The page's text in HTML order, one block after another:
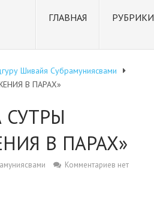
ГЛАВНАЯ РУБРИКИ
Шивайя Субрамуниясвами
В ПАРАХ»
СУТРЫ
В ПАРАХ»
Комментариев нет